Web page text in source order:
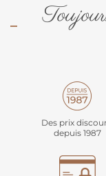
Des prix
depuis 1987